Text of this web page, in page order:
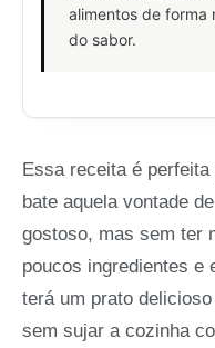
alimentos de forma
do sabor.
Essa receita é
bate aquela vontade
gostoso, mas sem ter
poucos ingredientes e
terá um prato
sem sujar a cozinha